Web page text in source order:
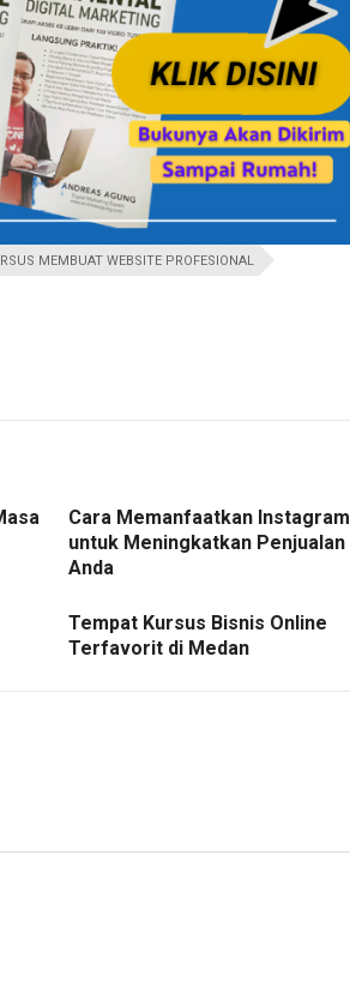
MEMBUAT WEBSITE PROFESIONAL
Cara Memanfaatkan Instagram
untuk Meningkatkan Penjualan
Anda
Tempat Kursus Bisnis Online
Terfavorit di Medan